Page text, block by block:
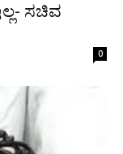
ಸಚಿವ
0